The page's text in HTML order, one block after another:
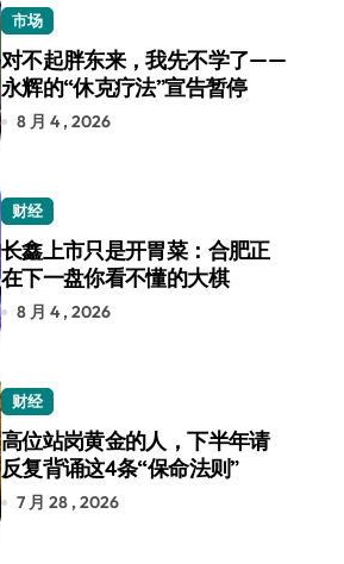
市场
对不起胖东来，我先不学了——
永辉的“休克疗法”宣告暂停
8 月 4 , 2026
财经
长鑫上市只是开胃菜：合肥正
在下一盘你看不懂的大棋
8 月 4 , 2026
财经
高位站岗黄金的人，下半年请
反复背诵这4条“保命法则”
7 月 28 , 2026